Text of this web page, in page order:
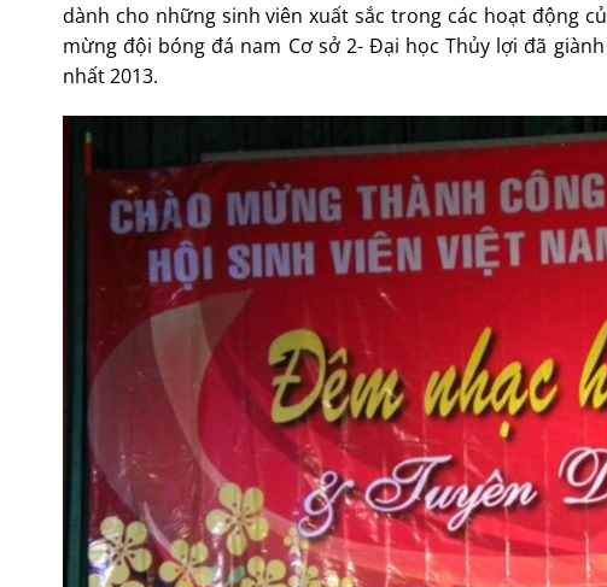
dành cho những sinh viên xuất sắc trong các hoạt động
mừng đội bóng đá nam Cơ sở 2- Đại học Thủy lợi đã
nhất 2013.